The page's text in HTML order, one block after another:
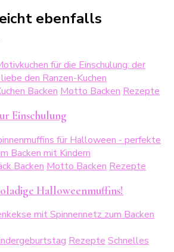
ebenfalls
BackenMotto BackenRezepte
Einschulung
Backen Motto Backen Rezepte
Halloweenmuffins!
Rezepte Schnelles